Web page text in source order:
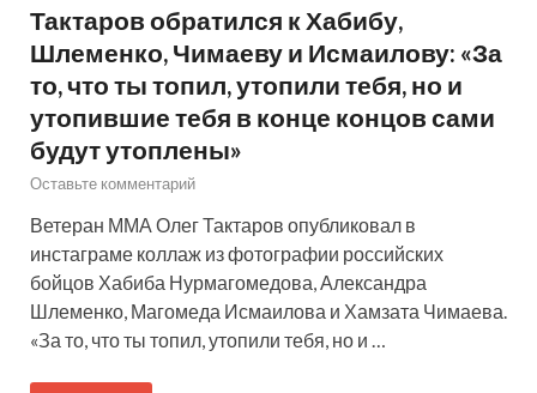
Тактаров обратился к Хабибу,
Шлеменко, Чимаеву и Исмаилову: «За
то, что ты топил, утопили тебя, но и
утопившие тебя в конце концов сами
будут утоплены»
Оставьте комментарий
Ветеран ММА Олег Тактаров опубликовал в
инстаграме коллаж из фотографии российских
бойцов Хабиба Нурмагомедова, Александра
Шлеменко, Магомеда Исмаилова и Хамзата Чимаева.
«За то, что ты топил, утопили тебя, но и …